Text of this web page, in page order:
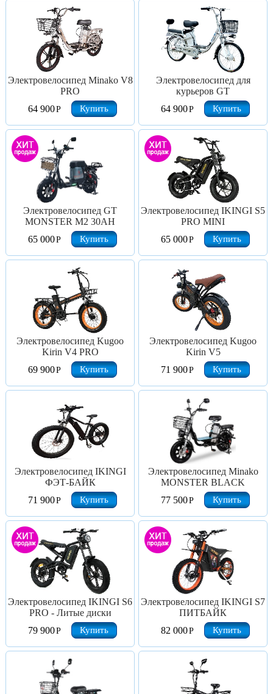
Электровелосипед Minako V8
PRO
64 900Р Купить
Электровелосипед для
курьеров GT
64 900Р Купить
Электровелосипед GT
MONSTER M2 30AH
65 000Р Купить
Электровелосипед IKINGI S5
PRO MINI
65 000Р Купить
Электровелосипед Kugoo
Kirin V4 PRO
69 900Р Купить
Электровелосипед Kugoo
Kirin V5
71 900Р Купить
Электровелосипед IKINGI
ФЭТ-БАЙК
71 900Р Купить
Электровелосипед Minako
MONSTER BLACK
77 500Р Купить
Электровелосипед IKINGI S6
PRO - Литые диски
79 900Р Купить
Электровелосипед IKINGI S7
ПИТБАЙК
82 000Р Купить